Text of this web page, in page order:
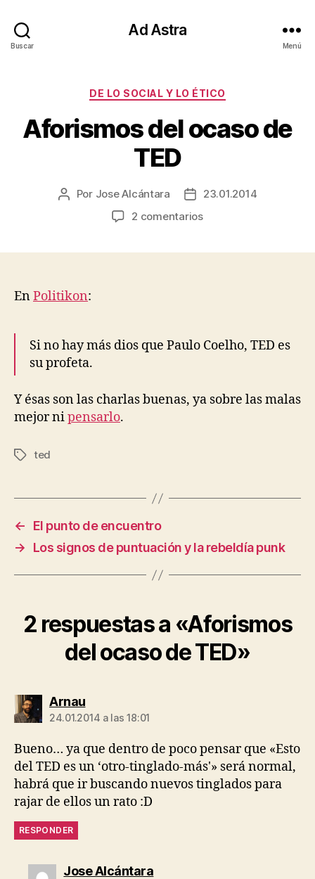
Buscar
Ad Astra
Menú
Categorías
DE LO SOCIAL Y LO ÉTICO
Aforismos del ocaso de
TED
Autor
Por Jose Alcántara
Fecha
de
23.01.2014
2 comentariosen
EnPolitikon:
Si no hay más dios que Paulo Coelho, TED es
su profeta.
Y ésas son las charlas buenas, ya sobre las malas
mejor nipensarlo.
Etiquetas
ted
←
El punto de encuentro
→
Los signos de puntuación y la rebeldía punk
2 respuestas a «Aforismos
del ocaso de TED»
Arnaudice:
24.01.2014 a las 18:01
Bueno… ya que dentro de poco pensar que «Esto
del TED es un ‘otro-tinglado-más'» será normal,
habrá que ir buscando nuevos tinglados para
rajar de ellos un rato :D
RESPONDER
Jose Alcántaradice: